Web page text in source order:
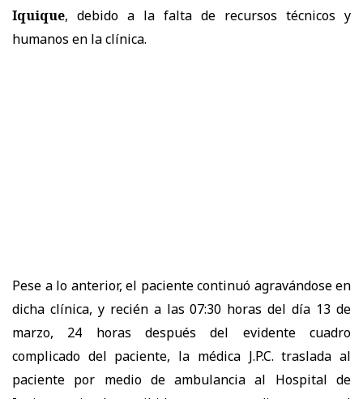
Iquique, debido a la falta de recursos técnicos y
humanos en la clínica.
Pese a lo anterior, el paciente continuó agravándose en
dicha clínica, y recién a las 07:30 horas del día 13 de
marzo, 24 horas después del evidente cuadro
complicado del paciente, la médica J.P.C. traslada al
paciente por medio de ambulancia al Hospital de